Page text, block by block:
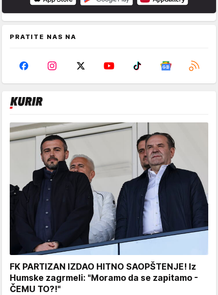
PRATITE NAS NA
FK PARTIZAN IZDAO HITNO SAOPŠTENJE! Iz
Humske zagrmeli: "Moramo da se zapitamo -
ČEMU TO?!"